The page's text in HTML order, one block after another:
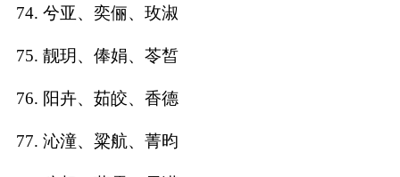
74. 兮亚、奕俪、玫淑
75. 靓玥、俸娟、苓皙
76. 阳卉、茹皎、香德
77. 沁潼、粱航、菁昀